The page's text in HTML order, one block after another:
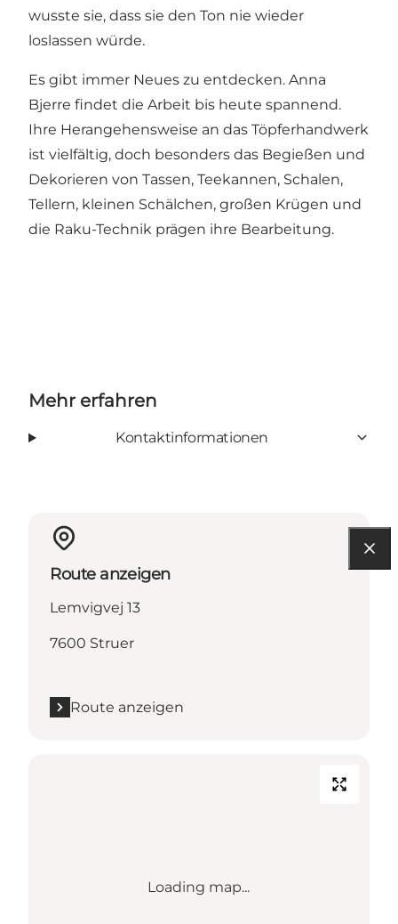
wusste sie, dass sie den Ton nie wieder
loslassen würde.
Es gibt immer Neues zu entdecken. Anna
Bjerre findet die Arbeit bis heute spannend.
Ihre Herangehensweise an das Töpferhandwerk
ist vielfältig, doch besonders das Begießen und
Dekorieren von Tassen, Teekannen, Schalen,
Tellern, kleinen Schälchen, großen Krügen und
die Raku-Technik prägen ihre Bearbeitung.
Mehr erfahren
Kontaktinformationen
Route anzeigen
Lemvigvej 13
7600 Struer
Route anzeigen
Loading map...